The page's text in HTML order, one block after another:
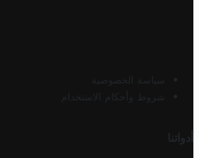
سياسة الخصوصية
شروط وأحكام الاستخدام
أدواتنا